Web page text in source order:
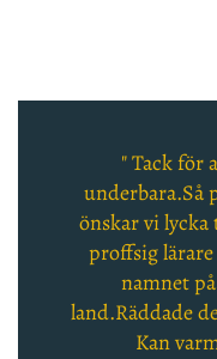
" Tack för
underbara.Så
önskar vi
proffsig
namnet
land.Räddade
Kan